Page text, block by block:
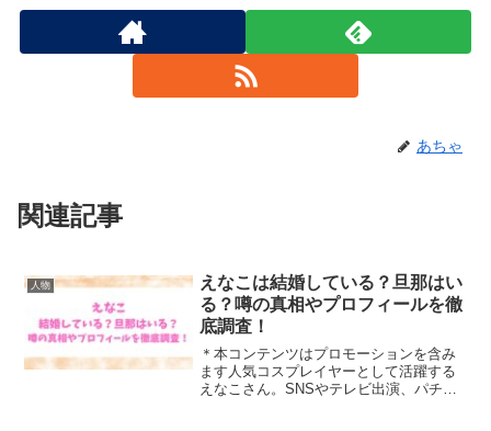
あちゃ
関連記事
人物
えなこは結婚している？旦那はい
る？噂の真相やプロフィールを徹
底調査！
＊本コンテンツはプロモーションを含み
ます人気コスプレイヤーとして活躍する
えなこさん。SNSやテレビ出演、パチン